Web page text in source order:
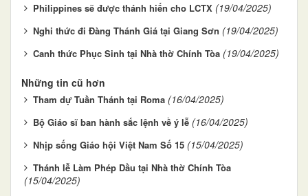
Philippines sẽ được thánh hiến cho LCTX (19/04/2025)
Nghi thức đi Đàng Thánh Giá tại Giang Sơn (19/04/2025)
Canh thức Phục Sinh tại Nhà thờ Chính Tòa (19/04/2025)
Những tin cũ hơn
Tham dự Tuần Thánh tại Roma (16/04/2025)
Bộ Giáo sĩ ban hành sắc lệnh về ý lễ (16/04/2025)
Nhịp sống Giáo hội Việt Nam Số 15 (15/04/2025)
Thánh lễ Làm Phép Dầu tại Nhà thờ Chính Tòa
(15/04/2025)